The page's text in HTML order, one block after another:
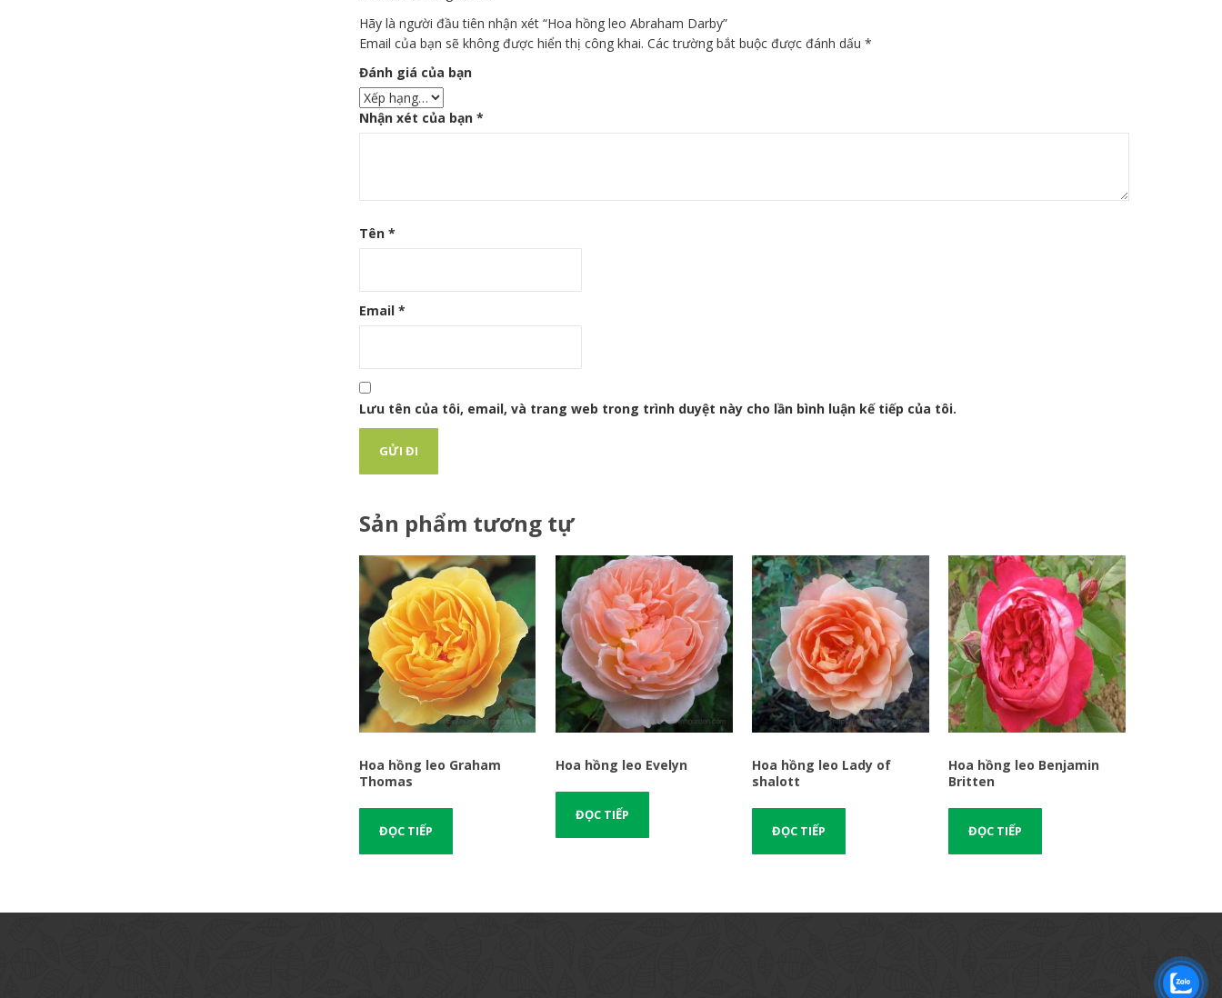
Hãy là người đầu tiên nhận xét “Hoa hồng leo Abraham Darby”
Email của bạn sẽ không được hiển thị công khai. Các trường bắt buộc được đánh dấu *
Đánh giá của bạn
Nhận xét của bạn *
Tên *
Email *
Lưu tên của tôi, email, và trang web trong trình duyệt này cho lần bình luận kế tiếp của tôi.
Sản phẩm tương tự
Hoa hồng leo Graham
Thomas
ĐỌC TIẾP
Hoa hồng leo Evelyn
ĐỌC TIẾP
Hoa hồng leo Lady of
shalott
ĐỌC TIẾP
Hoa hồng leo Benjamin
Britten
ĐỌC TIẾP